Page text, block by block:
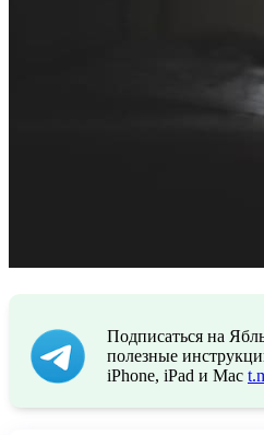
Подписаться на
полезные
iPhone, iPad и Mac